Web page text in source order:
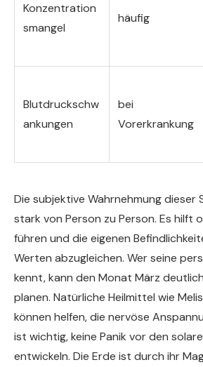
Konzentration
smangel
häufig
Blutdruckschw
ankungen
bei
Vorerkrankung
Die subjektive Wahrnehmung dieser
stark von Person zu Person. Es hilft
führen und die eigenen
Werten abzugleichen. Wer seine
kennt, kann den Monat März
planen. Natürliche Heilmittel wie
können helfen, die nervöse
ist wichtig, keine Panik vor den
entwickeln. Die Erde ist durch ihr